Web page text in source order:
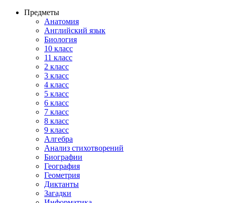
Предметы
Анатомия
Английский язык
Биология
10 класс
11 класс
2 класс
3 класс
4 класс
5 класс
6 класс
7 класс
8 класс
9 класс
Алгебра
Анализ стихотворений
Биографии
География
Геометрия
Диктанты
Загадки